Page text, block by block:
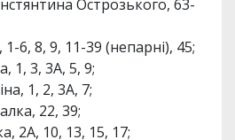
Острозького, 63-
6, 8, 9, 11-39 (непарні), 45;
1, 3, 3А, 5, 9;
1, 2, 3А, 7;
22, 39;
2А, 10, 13, 15, 17;